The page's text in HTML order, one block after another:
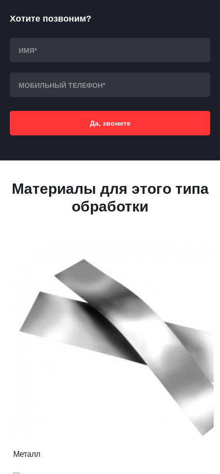
Хотите позвоним?
Да, звоните
Материалы для этого типа
обработки
Металл